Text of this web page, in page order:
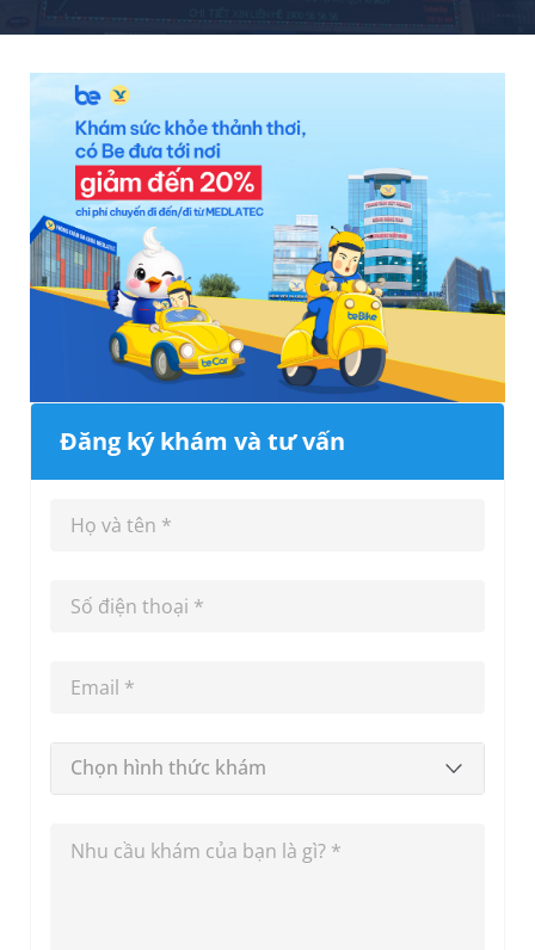
Đăng ký khám và tư vấn
Chọn hình thức khám